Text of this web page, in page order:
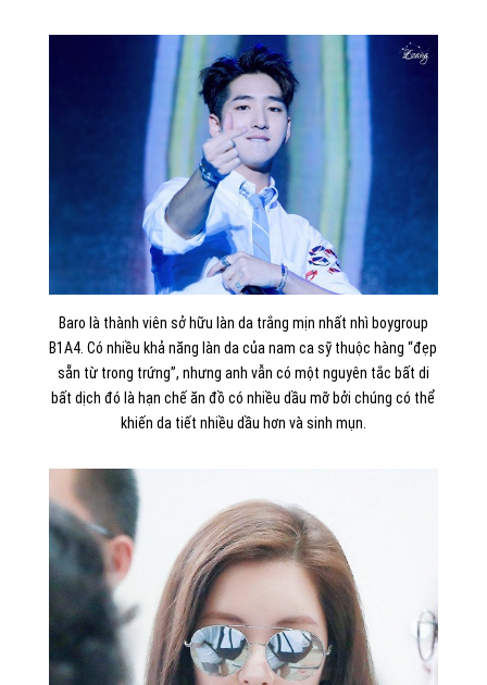
Baro là thành viên sở hữu làn da trắng mịn nhất nhì boygroup
B1A4. Có nhiều khả năng làn da của nam ca sỹ thuộc hàng “đẹp
sẵn từ trong trứng”, nhưng anh vẫn có một nguyên tắc bất di
bất dịch đó là hạn chế ăn đồ có nhiều dầu mỡ bởi chúng có thể
khiến da tiết nhiều dầu hơn và sinh mụn.